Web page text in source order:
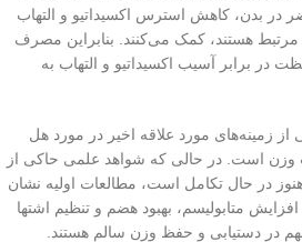
در بدن، کاهش استرس اکسیداتیو و التهاب
هستند، کمک می‌کنند. بنابراین مصرف
در برابر آسیب اکسیداتیو و التهاب به
زمینه‌های مورد علاقه اخیر در مورد هل
وزن است. در حالی که شواهد علمی حاکی از
در حال تکامل است، مطالعات اولیه نشان
متابولیسم، بهبود هضم و تنظیم اشتها
در دستیابی و حفظ وزن سالم هستند.